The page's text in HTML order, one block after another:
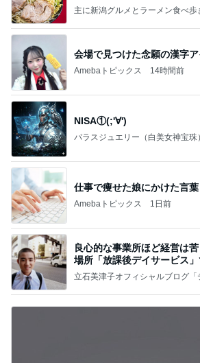
主に新潟グルメとラーメン食べ歩
会場で見つけた念願の漢字
Amebaトピックス 14時間前
NISA①(;'∀')
パラスジュエリー（白美女神宝珠
仕事で痩せた娘にかけた言葉
Amebaトピックス 1日前
良心的な事業所ほど経営は
場所「放課後デイサービス
実の
立石美津子オフィシャルブログ「